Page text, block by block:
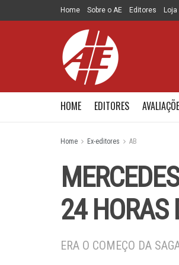
Home Sobre o AE Editores Loja
HOME EDITORES
Home Ex-editores AB
24 HORAS
ERA O COMEÇO DA